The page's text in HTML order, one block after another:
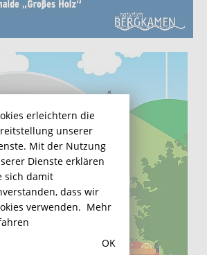
erleichtern die
unserer
Mit der Nutzung
Dienste erklären
sich damit
dass wir
verwenden. Mehr
OK